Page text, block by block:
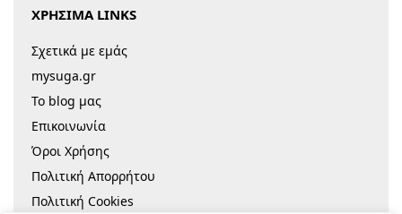
ΧΡΗΣΙΜΑ LINKS
Σχετικά με εμάς
mysuga.gr
Το blog μας
Επικοινωνία
Όροι Χρήσης
Πολιτική Απορρήτου
Πολιτική Cookies